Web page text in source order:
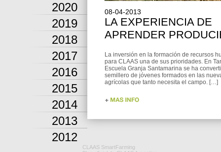
2020
2019
2018
2017
2016
2015
2014
2013
2012
08-04-2013
LA EXPERIENCIA DE
APRENDER
La inversión en la formación de recursos
para CLAAS una de sus prioridades. En
Escuela Granja Santamarina se ha
semillero de jóvenes formados en las
agrícolas que tanto necesita el campo. […]
CLAAS SmartFarming